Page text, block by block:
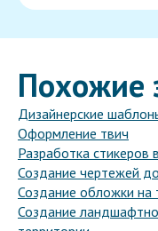
Похожие
Дизайнерские
Оформление твич
Разработка стикеров
Создание чертежей
Создание обложки на
Создание